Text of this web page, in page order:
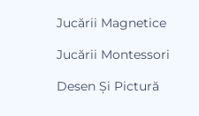
Jucării Magnetice
Jucării Montessori
Desen Și Pictură